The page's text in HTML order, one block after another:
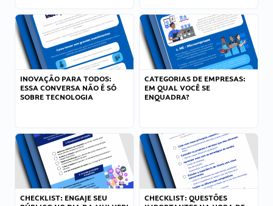
INOVAÇÃO PARA TODOS:
ESSA CONVERSA NÃO É SÓ
SOBRE TECNOLOGIA
CATEGORIAS DE EMPRESAS:
EM QUAL VOCÊ SE
ENQUADRA?
CHECKLIST: ENGAJE SEU
CHECKLIST: QUESTÕES